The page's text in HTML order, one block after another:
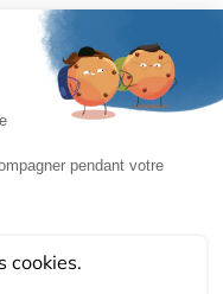
droits réservés